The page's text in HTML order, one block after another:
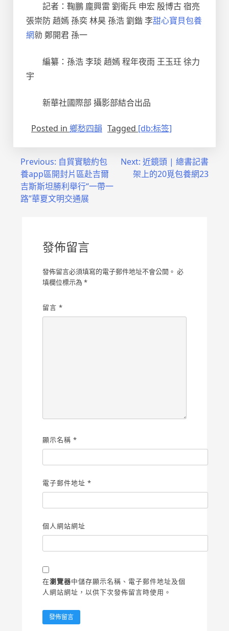
記者：鞠鵬 龐興雷 劉衛兵 申宏 殷博古 宿亮
張崇防 趙嫣 孫奕 林昊 孫浩 劉鍇 李甜心寶貝包養
網勍 鄭開君 孫一
編纂：孫浩 李琰 趙嫣 程年夜雨 王玉玨 徐力
宇
新華社國際部 攝影部結合出品
Posted in 鄉愁四韻 Tagged [db:标签]
Previous: 自貿實驗約包
養app區開封片區赴吉爾
吉斯斯坦勝利舉行“一帶一
路”華夏文明交通展
Next: 近鏡頭 | 總書記書
架上的20覓包養網23
發佈留言
發佈留言必須填寫的電子郵件地址不會公開。 必
填欄位標示為 *
留言 *
顯示名稱 *
電子郵件地址 *
個人網站網址
在瀏覽器中儲存顯示名稱、電子郵件地址及個
人網站網址，以供下次發佈留言時使用。